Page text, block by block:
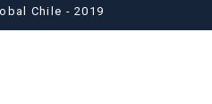
Chile - 2019